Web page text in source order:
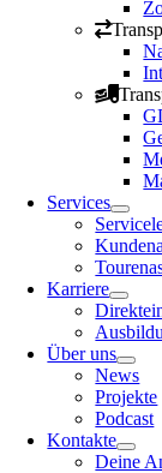
Services
Karriere
Über uns
News
Projekte
Podcast
Kontakte
Deine